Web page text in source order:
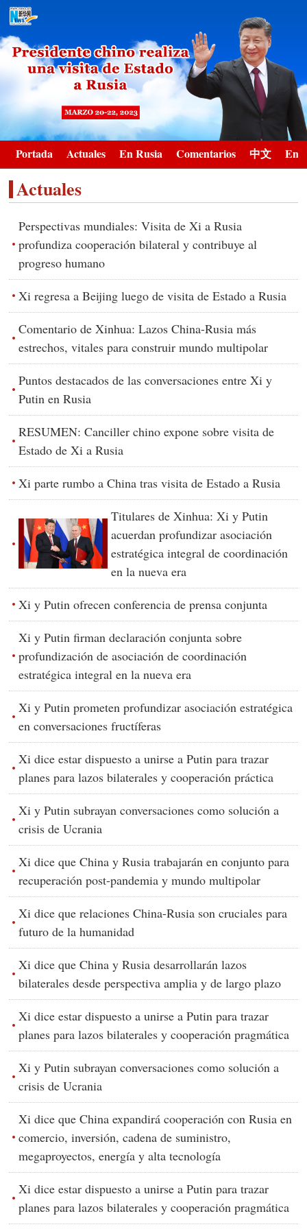
Portada Actuales En Rusia Comentarios 中文
Actuales
Perspectivas mundiales: Visita de Xi a Rusia
profundiza cooperación bilateral y contribuye al
progreso humano
Xi regresa a Beijing luego de visita de Estado a Rusia
Comentario de Xinhua: Lazos China-Rusia más
estrechos, vitales para construir mundo multipolar
Puntos destacados de las conversaciones entre Xi y
Putin en Rusia
RESUMEN: Canciller chino expone sobre visita de
Estado de Xi a Rusia
Xi parte rumbo a China tras visita de Estado a Rusia
Titulares de Xinhua: Xi y Putin
acuerdan profundizar asociación
estratégica integral de coordinación
en la nueva era
Xi y Putin ofrecen conferencia de prensa conjunta
Xi y Putin firman declaración conjunta sobre
profundización de asociación de coordinación
estratégica integral en la nueva era
Xi y Putin prometen profundizar asociación estratégica
en conversaciones fructíferas
Xi dice estar dispuesto a unirse a Putin para trazar
planes para lazos bilaterales y cooperación práctica
Xi y Putin subrayan conversaciones como solución a
crisis de Ucrania
Xi dice que China y Rusia trabajarán en conjunto para
recuperación post-pandemia y mundo multipolar
Xi dice que relaciones China-Rusia son cruciales para
futuro de la humanidad
Xi dice que China y Rusia desarrollarán lazos
bilaterales desde perspectiva amplia y de largo plazo
Xi dice estar dispuesto a unirse a Putin para trazar
planes para lazos bilaterales y cooperación pragmática
Xi y Putin subrayan conversaciones como solución a
crisis de Ucrania
Xi dice que China expandirá cooperación con Rusia en
comercio, inversión, cadena de suministro,
megaproyectos, energía y alta tecnología
Xi dice estar dispuesto a unirse a Putin para trazar
planes para lazos bilaterales y cooperación pragmática